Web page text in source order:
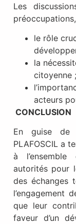
Les
le rôle
la
citoyenne ;
acteurs
CONCLUSION
En guise de
PLAFOSCIL a
à
autorités pour
des échanges
l’engagement
que leur
faveur d’un